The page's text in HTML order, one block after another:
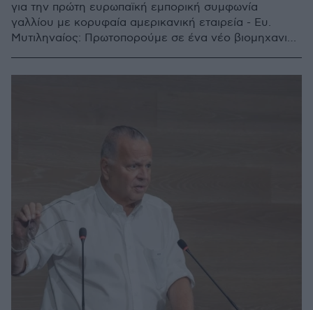
για την πρώτη ευρωπαϊκή εμπορική συμφωνία
γαλλίου με κορυφαία αμερικανική εταιρεία - Ευ.
Μυτιληναίος: Πρωτοπορούμε σε ένα νέο βιομηχανικό